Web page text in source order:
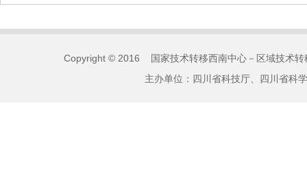
Copyright © 2016 国家技术转移西南中心－区域技
主办单位：四川省科技厅、四川省科